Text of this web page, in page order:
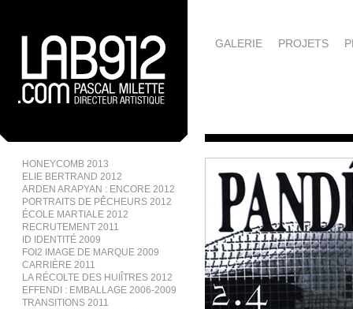
HONEYCOMB 2013
ELIE BERTRAND 2012
ARDEN ARAPYAN : ENCORE 2012
PORTRAITS DE PÊCHEURS 2012
ÉCOLE MARTIALE 2012
RECRUTEMENT 2011
ID IDENTITÉ 2009
FOI2 IMAGE DE MARQUE 2009
CARRIÈRE 2011
LA RÉCOLTE DES HUIÎTRES 2012
EFFENDI : EMBALLAGE 2006-2009
TRANSITIONS 2011
GALERIE PROJETS